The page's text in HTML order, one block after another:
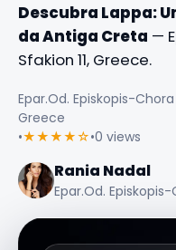
Descubra Lappa:
da Antiga Creta —
Sfakion 11, Greece.
Epar.Od. Episkopis-
Greece
•★★★★☆•0 views
Rania Nadal
Epar.Od. Episkopis-